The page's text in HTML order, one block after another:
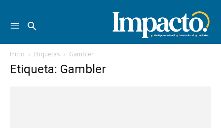
Inicio Etiquetas Gambler
Etiqueta: Gambler